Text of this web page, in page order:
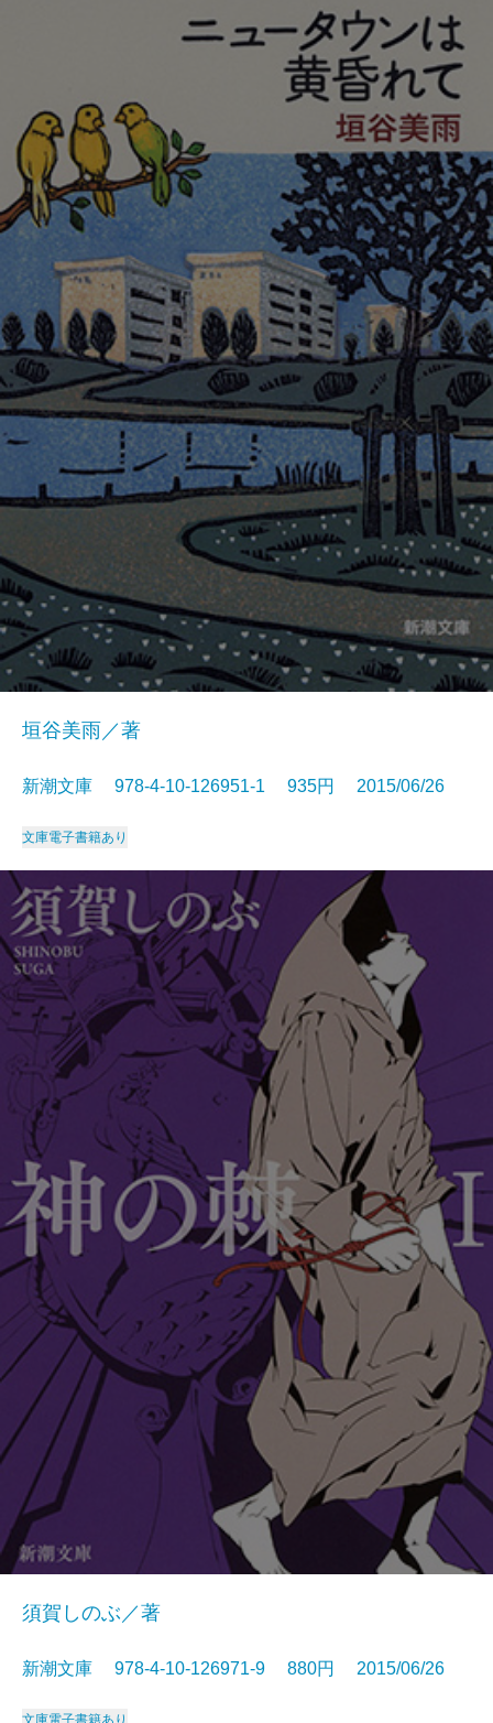
垣谷美雨／著
新潮文庫 978-4-10-126951-1 935円 2015/06/26
文庫電子書籍あり
須賀しのぶ／著
新潮文庫 978-4-10-126971-9 880円 2015/06/26
文庫電子書籍あり